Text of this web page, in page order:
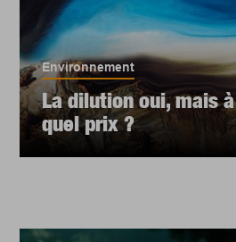
Environnement
La dilution oui, mais à
quel prix ?